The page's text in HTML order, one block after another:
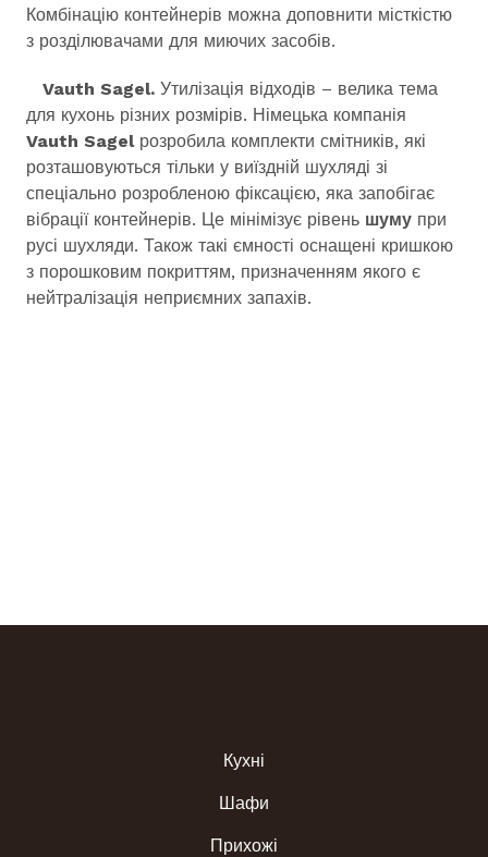
Комбінацію контейнерів можна доповнити місткістю
з розділювачами для миючих засобів.
Vauth Sagel. Утилізація відходів – велика тема
для кухонь різних розмірів. Німецька компанія
Vauth Sagelрозробила комплекти смітників, які
розташовуються тільки у виїздній шухляді зі
спеціально розробленою фіксацією, яка запобігає
вібрації контейнерів. Це мінімізує рівень шуму при
русі шухляди. Також такі ємності оснащені кришкою
з порошковим покриттям, призначенням якого є
нейтралізація неприємних запахів.
Кухні
Шафи
Прихожі